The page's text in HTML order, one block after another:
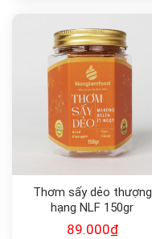
Thơm sấy dẻo thượng
hạng NLF 150gr
89.000₫